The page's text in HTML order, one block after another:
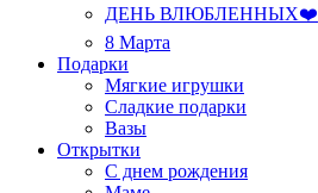
ДЕНЬ ВЛЮБЛЕННЫХ❤️
8 Марта
Подарки
Мягкие игрушки
Сладкие подарки
Вазы
Открытки
С днем рождения